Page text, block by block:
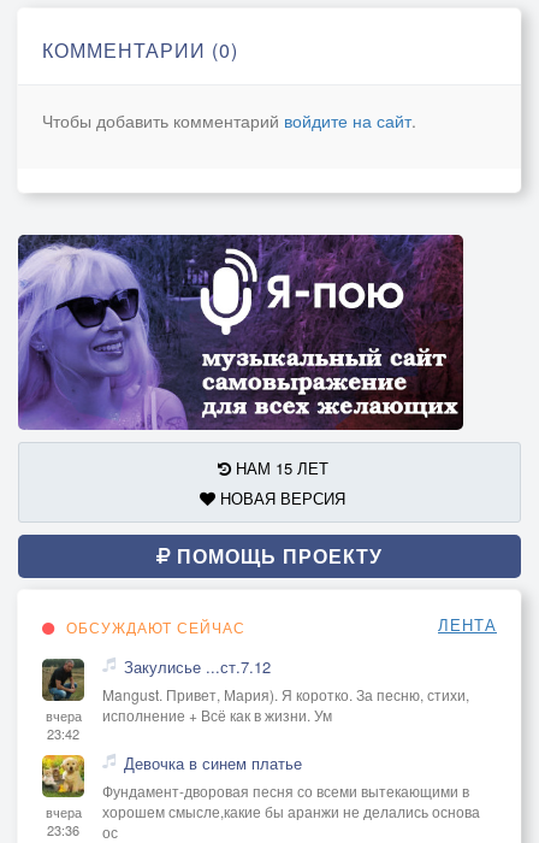
КОММЕНТАРИИ (0)
Чтобы добавить комментарий войдите на сайт.
НАМ 15 ЛЕТ
НОВАЯ ВЕРСИЯ
ПОМОЩЬ ПРОЕКТУ
ОБСУЖДАЮТ СЕЙЧАС ЛЕНТА
вчера
23:42
Закулисье ...ст.7.12
Mangust. Привет, Мария). Я коротко. За песню, стихи,
исполнение + Всё как в жизни. Ум
вчера
23:36
Девочка в синем платье
Фундамент-дворовая песня со всеми вытекающими в
хорошем смысле,какие бы аранжи не делались основа
ос